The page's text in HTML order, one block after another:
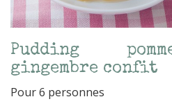
Pudding
gingembre confit
Pour 6 personnes